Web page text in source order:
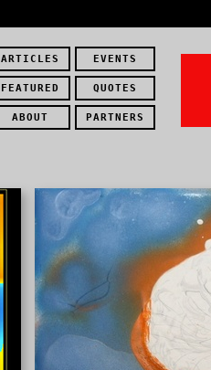
ARTICLES EVENTS
FEATURED QUOTES
ABOUT PARTNERS